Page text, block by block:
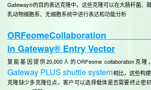
Gateway®的目的表达克隆中。这些克隆可以在大肠杆菌、
乳动物细胞系、无细胞系统中进行表达和功能分析
in Gateway® Entry Vector
复能基因提供20,000人的ORFeome collaboration克隆
Gateway PLUS shuttle system相比，这些构
克隆缺少多克隆位点。客户可以选择载体是否需要终止密